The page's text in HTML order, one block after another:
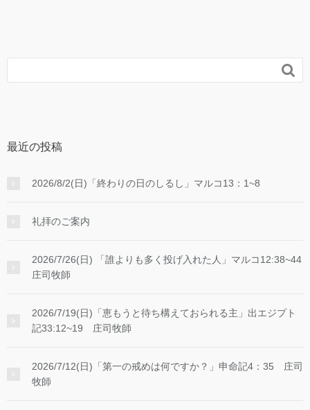

最近の投稿
2026/8/2(日)「終わりの日のしるし」マルコ13：1~8
礼拝のご案内
2026/7/26(日) 「誰よりも多く投げ入れた人」マルコ12:38~44
庄司牧師
2026/7/19(日)「恵もうと待ち構えておられる主」出エジプト
記33:12~19 庄司牧師
2026/7/12(日)「第一の戒めは何ですか？」申命記4：35 庄司
牧師